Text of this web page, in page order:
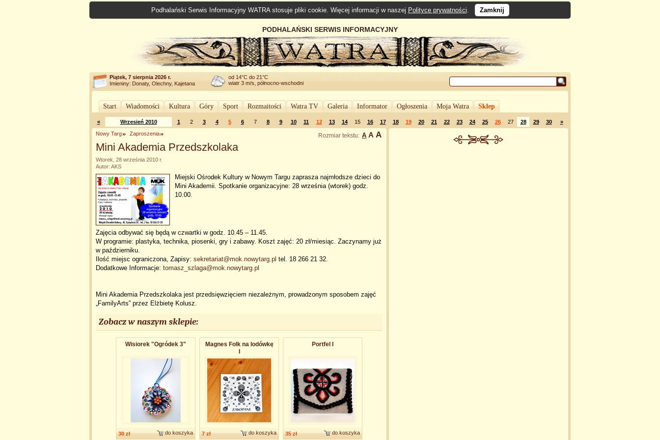
Podhalański Serwis Informacyjny WATRA stosuje pliki cookie. Więcej informacji w naszej Polityce prywatności. Zamknij
PODHALAŃSKI SERWIS INFORMACYJNY
Piątek, 7 sierpnia 2026 r.
Imieniny: Donaty, Olechny, Kajetana
od 14°C do 21°C
wiatr 3 m/s, północno-wschodni
Start Wiadomości Kultura Góry Sport Rozmaitości Watra TV Galeria Informator Ogłoszenia Moja Watra Sklep
« Wrzesień 2010 1 2 3 4 5 6 7 8 9 10 11 12 13 14 15 16 17 18 19 20 21 22 23 24 25 26 27 28 29 30 »
Rozmiar tekstu: A A A
Nowy Targ Zaproszenia
Mini Akademia Przedszkolaka
Wtorek, 28 września 2010 r.
Autor: AKS
Miejski Ośrodek Kultury w Nowym Targu zaprasza najmłodsze dzieci do
Mini Akademii. Spotkanie organizacyjne: 28 września (wtorek) godz.
10.00.
Zajęcia odbywać się będą w czwartki w godz. 10.45 – 11.45.
W programie: plastyka, technika, piosenki, gry i zabawy. Koszt zajęć: 20 zł/miesiąc. Zaczynamy już
w październiku.
Ilość miejsc ograniczona, Zapisy: sekretariat@mok.nowytarg.pl tel. 18 266 21 32.
Dodatkowe Informacje: tomasz_szlaga@mok.nowytarg.pl
Mini Akademia Przedszkolaka jest przedsięwzięciem niezależnym, prowadzonym sposobem zajęć
„FamilyArts” przez Elżbietę Kolusz.
Zobacz w naszym sklepie:
Wisiorek "Ogródek 3"
30 zł do koszyka
Magnes Folk na lodówkę
7 zł do koszyka
Portfel I
35 zł do koszyka